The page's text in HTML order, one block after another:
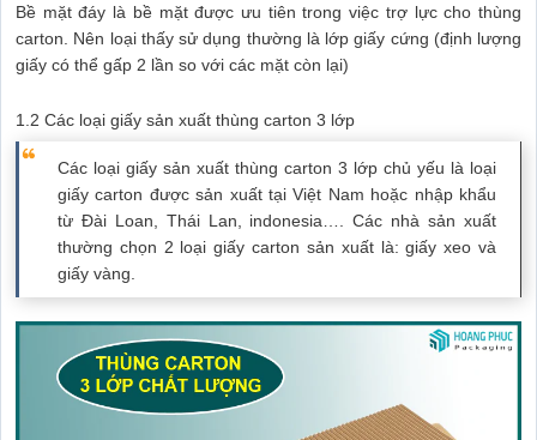
Bề mặt đáy là bề mặt được ưu tiên trong việc trợ lực cho thùng
carton. Nên loại thấy sử dụng thường là lớp giấy cứng (định lượng
giấy có thể gấp 2 lần so với các mặt còn lại)
1.2 Các loại giấy sản xuất thùng carton 3 lớp
Các loại giấy sản xuất thùng carton 3 lớp chủ yếu là loại
giấy carton được sản xuất tại Việt Nam hoặc nhập khẩu
từ Đài Loan, Thái Lan, indonesia…. Các nhà sản xuất
thường chọn 2 loại giấy carton sản xuất là: giấy xeo và
giấy vàng.